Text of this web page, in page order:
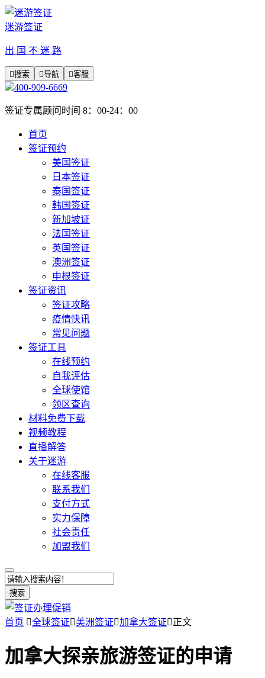
迷游签证
出 国 不 迷 路
搜索 导航 客服
400-909-6669
签证专属顾问时间 8：00-24：00
首页
签证预约
美国签证
日本签证
泰国签证
韩国签证
新加坡证
法国签证
英国签证
澳洲签证
申根签证
签证资讯
签证攻略
疫情快讯
常见问题
签证工具
在线预约
自我评估
全球使馆
领区查询
材料免费下载
视频教程
直播解答
关于迷游
在线客服
联系我们
支付方式
实力保障
社会责任
加盟我们
搜索
首页 全球签证美洲签证加拿大签证正文
加拿大探亲旅游签证的申请